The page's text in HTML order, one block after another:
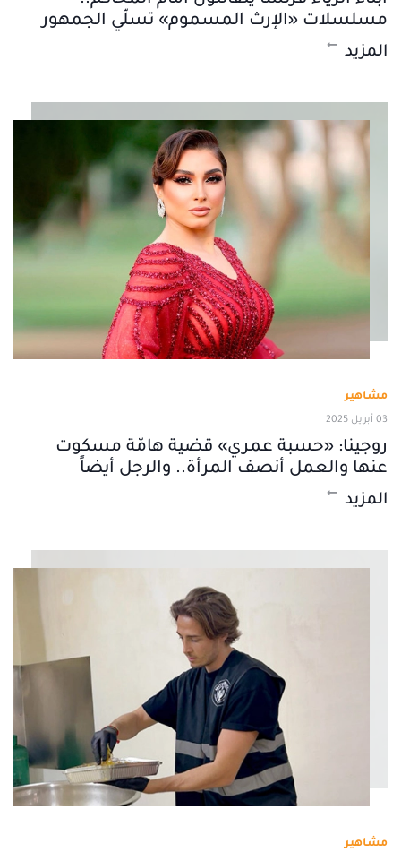
مسلسلات «الإرث المسموم» تسلّي الجمهور
المزيد
مشاهير
03 أبريل 2025
روجينا: «حسبة عمري» قضية هامّة مسكوت
عنها والعمل أنصف المرأة.. والرجل أيضاً
المزيد
مشاهير